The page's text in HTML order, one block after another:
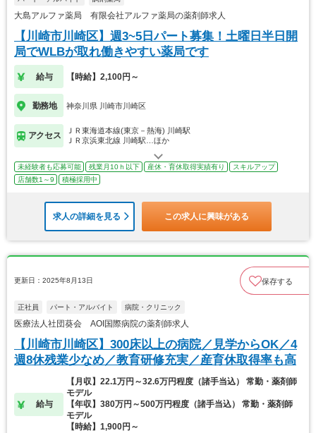
大島アルファ薬局 有限会社アルファ薬局の薬剤師求人
【川崎市川崎区】週3~5日パート募集！土曜日半日開
局でWLBが取れ働きやすい薬局です
給与 【時給】2,100円～
勤務地 神奈川県 川崎市川崎区
アクセス
ＪＲ東海道本線(東京－熱海) 川崎駅
ＪＲ京浜東北線 川崎駅…ほか
未経験者も応募可能 残業月10ｈ以下 産休・育休取得実績有り
スキルアップ
店舗数1～9
積極採用中
求人の詳細を見る この求人に興味がある
更新日：2025年8月13日 保存する
正社員 パート・アルバイト 病院・クリニック
医療法人社団葵会 AOI国際病院の薬剤師求人
【川崎市川崎区】300床以上の病院／見学からOK／4
週8休残業少なめ／教育研修充実／産育休取得率も高
給与
【月収】22.1万円～32.6万円程度（諸手当込） 常勤・薬剤師
モデル
【年収】380万円～500万円程度（諸手当込） 常勤・薬剤師
モデル
【時給】1,900円～